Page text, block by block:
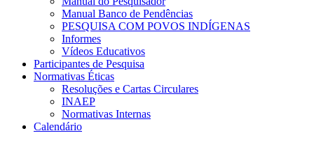
Manual Banco de Pendências
PESQUISA COM POVOS INDÍGENAS
Informes
Vídeos Educativos
Participantes de Pesquisa
Normativas Éticas
Resoluções e Cartas Circulares
INAEP
Normativas Internas
Calendário